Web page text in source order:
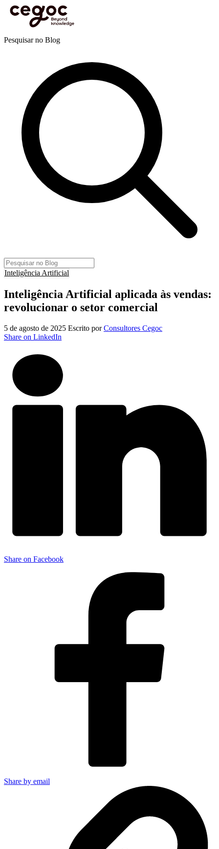
Skip to main content
Está aqui:Home > Recursos
às vendas: revolucionar o setor comercial
Pesquisar no Blog
Inteligência Artificial
Inteligência Artificial aplicada às vendas:
revolucionar o setor comercial
5 de agosto de 2025 Escrito porConsultores Cegoc
Share on LinkedIn
Share on Facebook
Share by email